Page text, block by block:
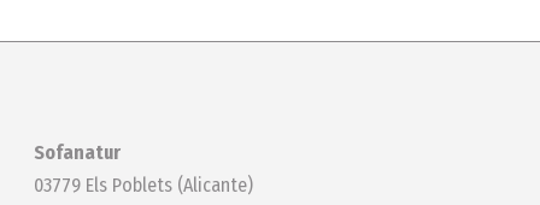
Sofanatur
03779 Els Poblets (Alicante)